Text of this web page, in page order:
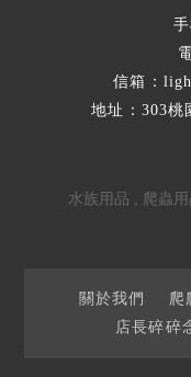
信箱：
地址：303桃
水族用品 爬蟲用
關於我們 爬
店長碎碎